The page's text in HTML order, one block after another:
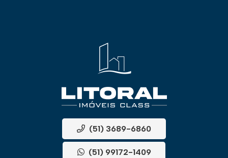
(51) 3689-6860
(51) 99172-1409